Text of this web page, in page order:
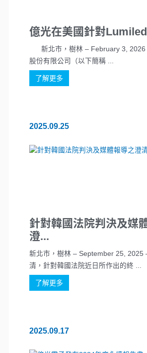
億光在美國針對
新北市，樹林 – February 3, 2026
股份有限公司（以下簡稱 ...
了解更多
2025.09.25
針對韓國法院判決及媒
澄...
新北市，樹林 – September 25, 2025
清，針對韓國法院近日所作出的終 ...
了解更多
2025.09.17